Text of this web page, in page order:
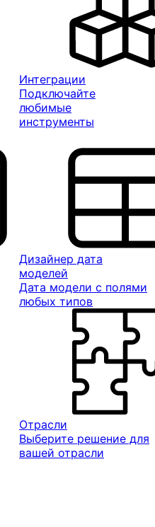
Интеграции
Подключайте
любимые
инструменты
Дизайнер дата
моделей
Дата модели с полями
любых типов
Отрасли
Выберите решение для
вашей отрасли